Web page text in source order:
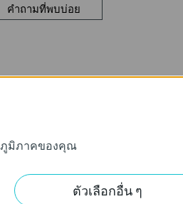
คำถามที่พบบ่อย
and-play. If your product is not
please
ภูมิภาคของคุณ
ตัวเลือกอื่น ๆ